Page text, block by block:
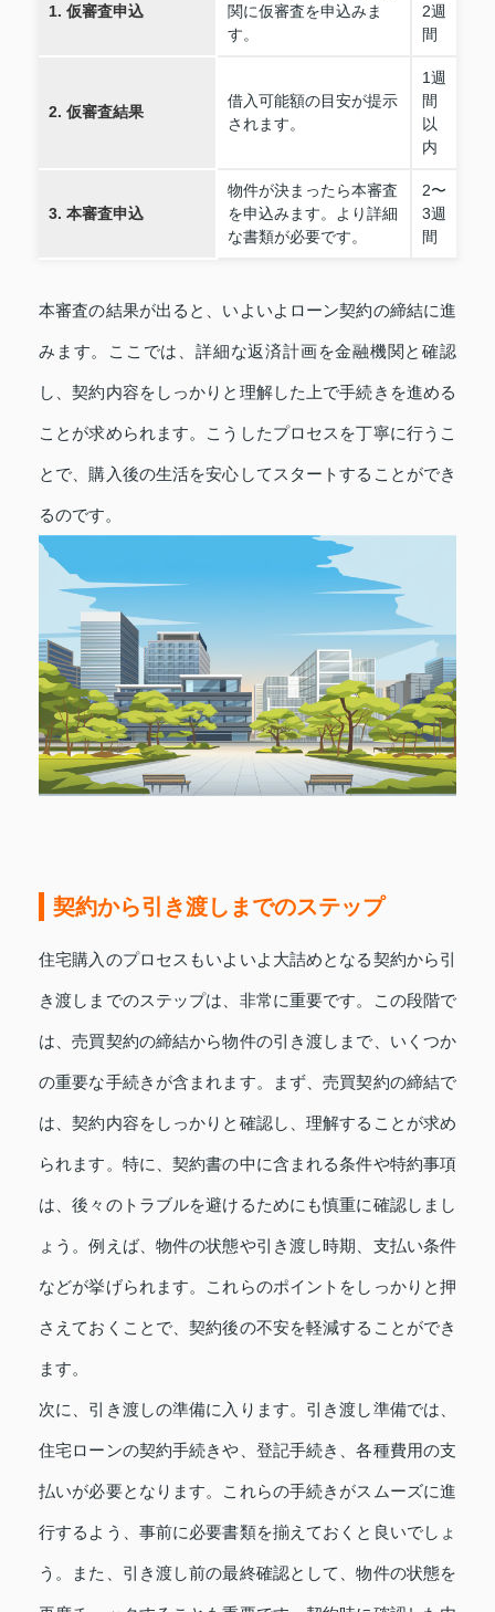
1. 仮審査申込
関に仮審査を申込みま
す。
2週
間
2. 仮審査結果
借入可能額の目安が提示
されます。
1週
間
以
内
3. 本審査申込
物件が決まったら本審査
を申込みます。より詳細
な書類が必要です。
2〜
3週
間
本審査の結果が出ると、いよいよローン契約の締結に進
みます。ここでは、詳細な返済計画を金融機関と確認
し、契約内容をしっかりと理解した上で手続きを進める
ことが求められます。こうしたプロセスを丁寧に行うこ
とで、購入後の生活を安心してスタートすることができ
るのです。
契約から引き渡しまでのステップ
住宅購入のプロセスもいよいよ大詰めとなる契約から引
き渡しまでのステップは、非常に重要です。この段階で
は、売買契約の締結から物件の引き渡しまで、いくつか
の重要な手続きが含まれます。まず、売買契約の締結で
は、契約内容をしっかりと確認し、理解することが求め
られます。特に、契約書の中に含まれる条件や特約事項
は、後々のトラブルを避けるためにも慎重に確認しまし
ょう。例えば、物件の状態や引き渡し時期、支払い条件
などが挙げられます。これらのポイントをしっかりと押
さえておくことで、契約後の不安を軽減することができ
ます。
次に、引き渡しの準備に入ります。引き渡し準備では、
住宅ローンの契約手続きや、登記手続き、各種費用の支
払いが必要となります。これらの手続きがスムーズに進
行するよう、事前に必要書類を揃えておくと良いでしょ
う。また、引き渡し前の最終確認として、物件の状態を